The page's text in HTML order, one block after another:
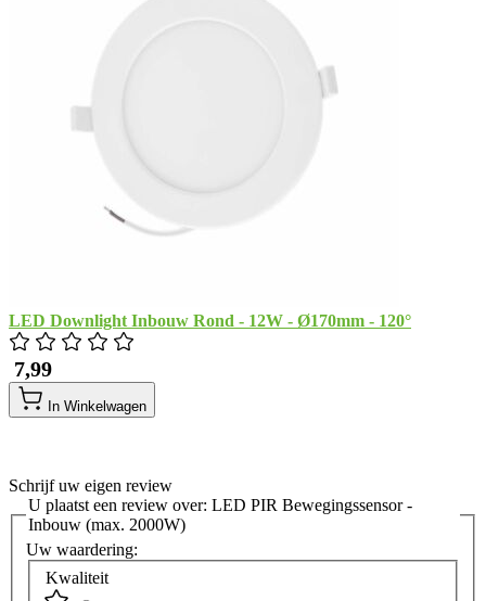
LED Downlight Inbouw Rond - 12W - Ø170mm - 120°
​ 7,99
In Winkelwagen
Schrijf uw eigen review
U plaatst een review over: LED PIR Bewegingssensor -
Inbouw (max. 2000W)
Uw waardering:
Kwaliteit